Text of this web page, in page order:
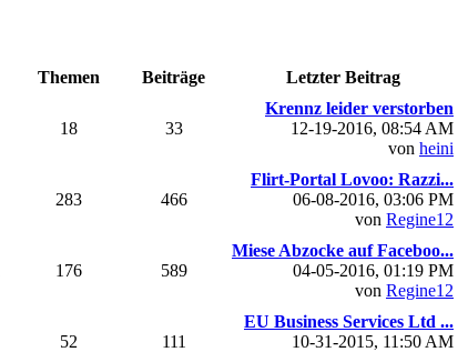
Themen Beiträge
Letzter Beitrag
18 33
Krennz leider verstorben
12-19-2016, 08:54 AM
von heini
283 466
Flirt-Portal Lovoo: Razzi...
06-08-2016, 03:06 PM
von Regine12
176 589
Miese Abzocke auf Faceboo...
04-05-2016, 01:19 PM
von Regine12
52 111
EU Business Services Ltd ...
10-31-2015, 11:50 AM